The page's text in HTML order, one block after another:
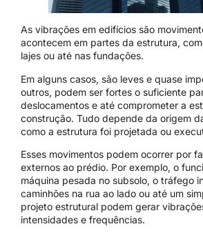
As vibrações em edifícios são
acontecem em partes da estrutura,
lajes ou até nas fundações.
Em alguns casos, são leves e quase
outros, podem ser fortes o suficiente
deslocamentos e até comprometer a
construção. Tudo depende da origem
como a estrutura foi projetada ou
Esses movimentos podem ocorrer por
externos ao prédio. Por exemplo, o
máquina pesada no subsolo, o tráfego
caminhões na rua ao lado ou até um
projeto estrutural podem gerar
intensidades e frequências.